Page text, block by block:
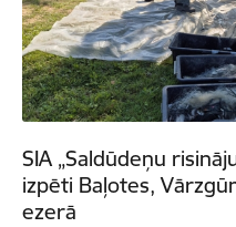
SIA „Saldūdeņu
izpēti Baļotes,
ezerā